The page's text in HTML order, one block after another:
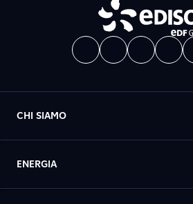
CHI SIAMO
ENERGIA